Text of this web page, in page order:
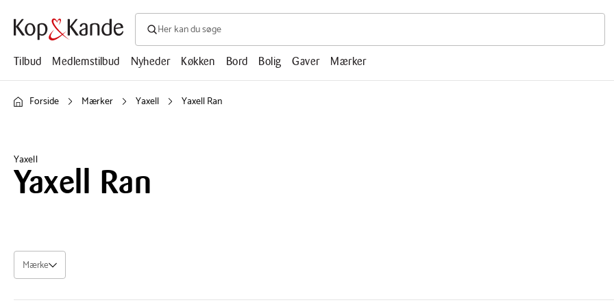
Søg efter produkter, artikler, opskrifter, mm.
Søg
efter
artikler,
Tilbud
Medlemstilbud Nyheder Køkken Bord Bolig Gaver Mærker
Forside Mærker Yaxell Yaxell Ran
Yaxell
Yaxell Ran
Mærke